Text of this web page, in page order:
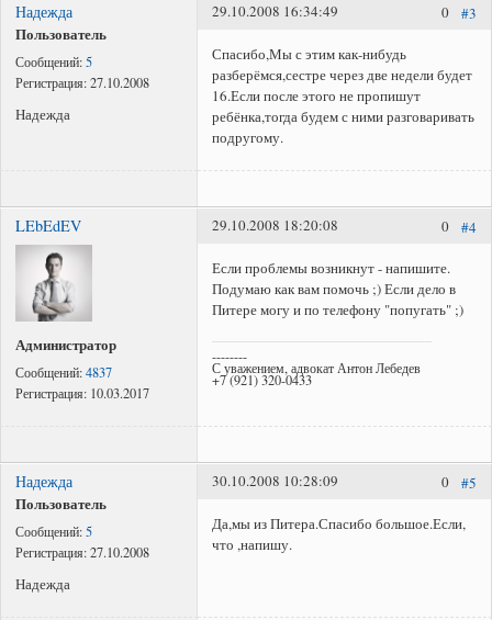
Надежда
Пользователь
Сообщений: 5
Регистрация:27.10.2008
Надежда
#3
0
29.10.2008 16:34:49
Спасибо,Мы с этим как-нибудь
разберёмся,сестре через две недели будет
16.Если после этого не пропишут
ребёнка,тогда будем с ними разговаривать
подругому.
LEbEdEV
Администратор
Сообщений:4837
Регистрация: 10.03.2017
#4
0
29.10.2008 18:20:08
Если проблемы возникнут - напишите.
Подумаю как вам помочь ;) Если дело в
Питере могу и по телефону "попугать" ;)
--------
С уважением, адвокат Антон Лебедев
+7 (921) 320-0433
Надежда
Пользователь
Сообщений: 5
Регистрация:27.10.2008
Надежда
#5
0
30.10.2008 10:28:09
Да,мы из Питера.Спасибо большое.Если,
что ,напишу.